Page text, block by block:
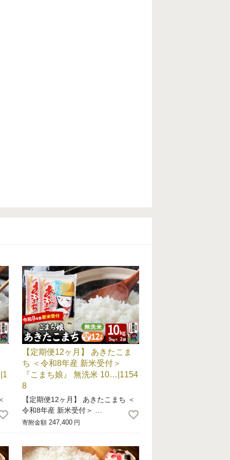
【定期便12ヶ月】 あきたこま
ち ＜令和8年産 新米受付＞
『こまち娘』 無洗米 10…|1154
8
【定期便12ヶ月】 あきたこまち ＜
令和8年産 新米受付＞ …
寄附金額 247,400 円